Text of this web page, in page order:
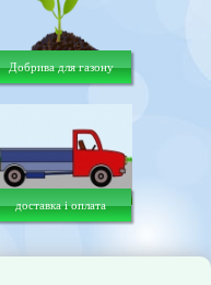
Добрива для газону
доставка і оплата